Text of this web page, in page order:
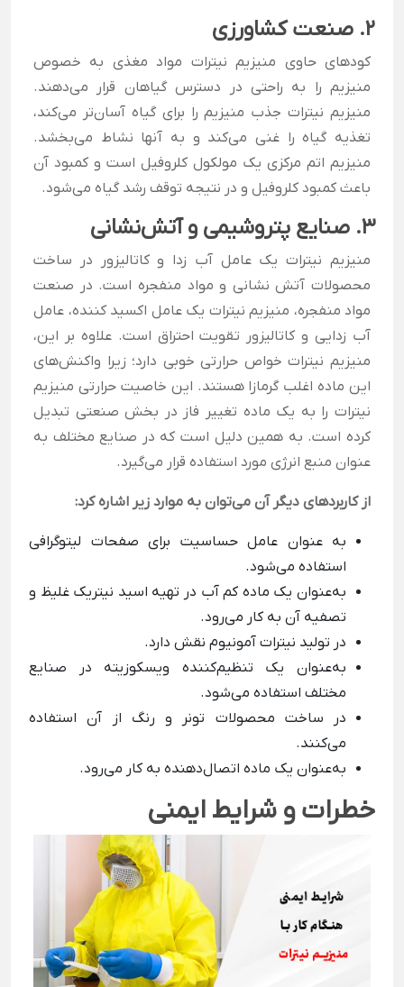
2. صنعت کشاورزی
کودهای حاوی منیزیم نیترات مواد مغذی به خصوص
منیزیم را به راحتی در دسترس گیاهان قرار می‌دهند.
منیزیم نیترات جذب منیزیم را برای گیاه آسان‌تر می‌کند،
تغذیه گیاه را غنی می‎‌کند و به آنها نشاط می‌بخشد.
منیزیم اتم مرکزی یک مولکول کلروفیل است و کمبود آن
باعث کمبود کلروفیل و در نتیجه توقف رشد گیاه می‌شود.
3. صنایع پتروشیمی و آتش‌نشانی
منیزیم نیترات یک عامل آب زدا و کاتالیزور در ساخت
محصولات آتش نشانی و مواد منفجره است. در صنعت
مواد منفجره، منیزیم نیترات یک عامل اکسید کننده، عامل
آب زدایی و کاتالیزور تقویت احتراق است. علاوه بر این،
منیزیم نیترات خواص حرارتی خوبی دارد؛ زیرا واکنش‌های
این ماده اغلب گرمازا هستند. این خاصیت حرارتی منیزیم
نیترات را به یک ماده تغییر فاز در بخش صنعتی تبدیل
کرده است. به همین دلیل است که در صنایع مختلف به
عنوان منبع انرژی مورد استفاده قرار می‌گیرد.
از کاربردهای دیگر آن می‌توان به موارد زیر اشاره کرد:
به عنوان عامل حساسیت برای صفحات لیتوگرافی
استفاده می‌شود.
به‌عنوان یک ماده کم آب در تهیه اسید نیتریک غلیظ و
تصفیه آن به کار می‌رود.
در تولید نیترات آمونیوم نقش دارد.
به‌عنوان یک تنظیم‌کننده ویسکوزیته در صنایع
مختلف استفاده می‌شود.
در ساخت محصولات تونر و رنگ از آن استفاده
می‌کنند.
به‌عنوان یک ماده اتصال‌دهنده به کار می‌رود.
خطرات و شرایط ایمنی